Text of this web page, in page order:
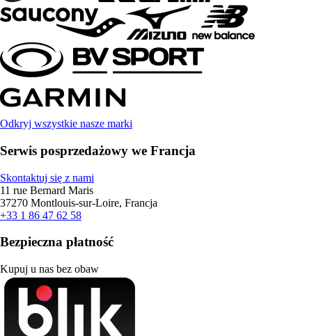
Odkryj wszystkie nasze marki
Serwis posprzedażowy we Francja
Skontaktuj się z nami
11 rue Bernard Maris
37270 Montlouis-sur-Loire, Francja
+33 1 86 47 62 58
Bezpieczna płatność
Kupuj u nas bez obaw